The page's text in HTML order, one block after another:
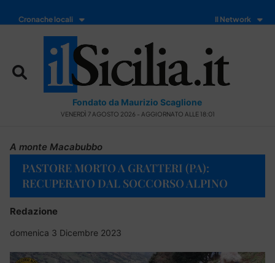
Cronache locali Il Network
Fondato da Maurizio Scaglione
VENERDÌ 7 AGOSTO 2026 - AGGIORNATO ALLE 18:01
A monte Macabubbo
PASTORE MORTO A GRATTERI (PA):
RECUPERATO DAL SOCCORSO ALPINO
Redazione
domenica 3 Dicembre 2023